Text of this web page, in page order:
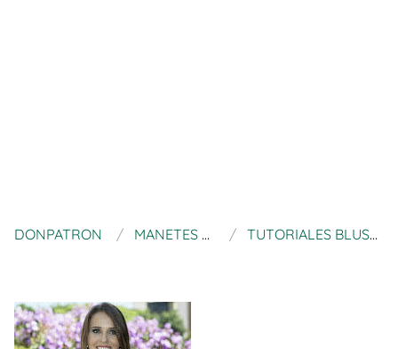
DONPATRON MANETES D'OR ALZIRA TUTORIALES BLUSAS DE GANCHILLO